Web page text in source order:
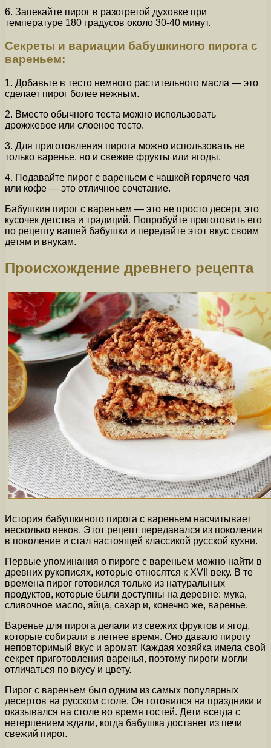
6. Запекайте пирог в разогретой духовке при
температуре 180 градусов около 30-40 минут.
Секреты и вариации бабушкиного пирога с
вареньем:
1. Добавьте в тесто немного растительного масла — это
сделает пирог более нежным.
2. Вместо обычного теста можно использовать
дрожжевое или слоеное тесто.
3. Для приготовления пирога можно использовать не
только варенье, но и свежие фрукты или ягоды.
4. Подавайте пирог с вареньем с чашкой горячего чая
или кофе — это отличное сочетание.
Бабушкин пирог с вареньем — это не просто десерт, это
кусочек детства и традиций. Попробуйте приготовить его
по рецепту вашей бабушки и передайте этот вкус своим
детям и внукам.
Происхождение древнего рецепта
История бабушкиного пирога с вареньем насчитывает
несколько веков. Этот рецепт передавался из поколения
в поколение и стал настоящей классикой русской кухни.
Первые упоминания о пироге с вареньем можно найти в
древних рукописях, которые относятся к XVII веку. В те
времена пирог готовился только из натуральных
продуктов, которые были доступны на деревне: мука,
сливочное масло, яйца, сахар и, конечно же, варенье.
Варенье для пирога делали из свежих фруктов и ягод,
которые собирали в летнее время. Оно давало пирогу
неповторимый вкус и аромат. Каждая хозяйка имела свой
секрет приготовления варенья, поэтому пироги могли
отличаться по вкусу и цвету.
Пирог с вареньем был одним из самых популярных
десертов на русском столе. Он готовился на праздники и
оказывался на столе во время гостей. Дети всегда с
нетерпением ждали, когда бабушка достанет из печи
свежий пирог.